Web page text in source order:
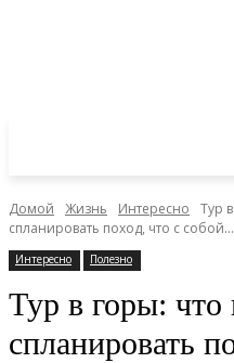
Домой Жизнь Интересно
Тур
спланировать поход, что с собой...
Интересно Полезно
Тур в горы: что
спланировать